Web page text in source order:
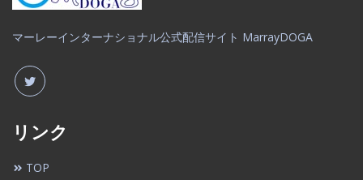
マーレーインターナショナル公式配信サイト MarrayDOGA
リンク
TOP